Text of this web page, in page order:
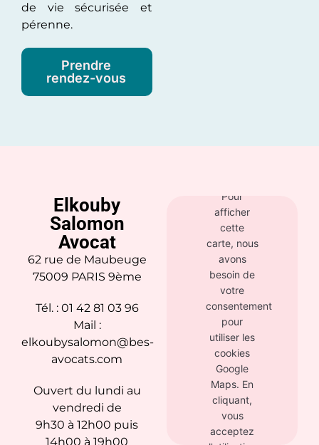
de vie sécurisée et
pérenne.
Prendre
rendez-vous
Elkouby
Salomon
Avocat
62 rue de Maubeuge
75009 PARIS 9ème
Tél. : 01 42 81 03 96
Mail :
elkoubysalomon@bes-
avocats.com
Ouvert du lundi au
vendredi de
9h30 à 12h00 puis
14h00 à 19h00
Pour
afficher
cette
carte, nous
avons
besoin de
votre
consentement
pour
utiliser les
cookies
Google
Maps. En
cliquant,
vous
acceptez